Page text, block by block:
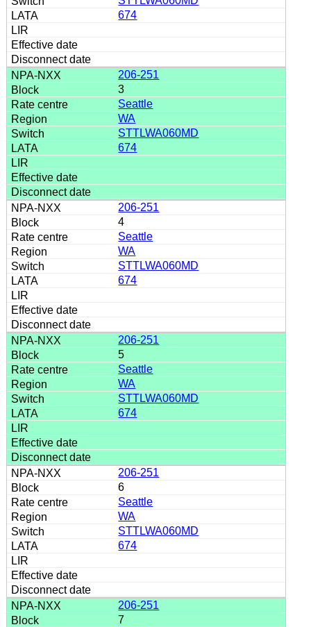
674
206-251
3
Seattle
WA
STTLWA060MD
674
206-251
4
Seattle
WA
STTLWA060MD
674
206-251
5
Seattle
WA
STTLWA060MD
674
206-251
6
Seattle
WA
STTLWA060MD
674
206-251
7